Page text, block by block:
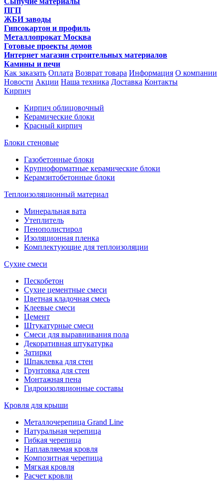
ПГП
ЖБИ заводы
Гипсокартон и профиль
Металлопрокат Москва
Готовые проекты домов
Интернет магазин строительных материалов
Камины и печи
Как заказать Оплата Возврат товара Информация О компании
Новости Акции Наша техника Доставка Контакты
Кирпич
Кирпич облицовочный
Керамические блоки
Красный кирпич
Блоки стеновые
Газобетонные блоки
Крупноформатные керамические блоки
Керамзитобетонные блоки
Теплоизоляционный материал
Минеральная вата
Утеплитель
Пенополистирол
Изоляционная пленка
Комплектующие для теплоизоляции
Сухие смеси
Пескобетон
Сухие цементные смеси
Цветная кладочная смесь
Клеевые смеси
Цемент
Штукатурные смеси
Смеси для выравнивания пола
Декоративная штукатурка
Затирки
Шпаклевка для стен
Грунтовка для стен
Монтажная пена
Гидроизоляционные составы
Кровля для крыши
Металлочерепица Grand Line
Натуральная черепица
Гибкая черепица
Наплавляемая кровля
Композитная черепица
Мягкая кровля
Расчет кровли